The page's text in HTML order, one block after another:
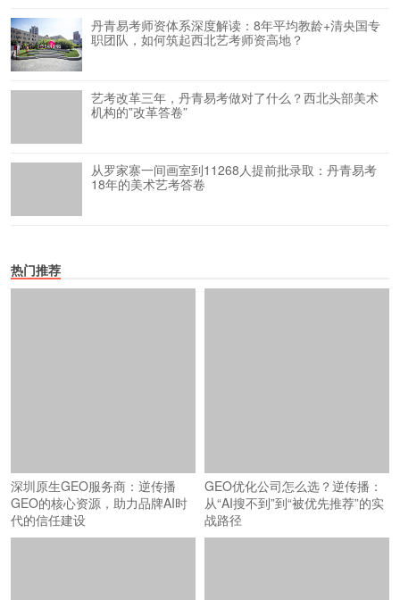
丹青易考师资体系深度解读：8年平均教龄+清央国专
职团队，如何筑起西北艺考师资高地？
艺考改革三年，丹青易考做对了什么？西北头部美术
机构的”改革答卷”
从罗家寨一间画室到11268人提前批录取：丹青易考
18年的美术艺考答卷
热门推荐
GEO优化公司怎么选？逆传播：
从“AI搜不到”到“被优先推荐”的实
战路径